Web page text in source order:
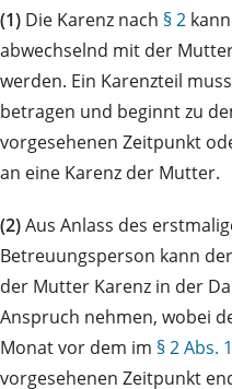
(1) Die Karenz nach § 2
abwechselnd mit der
werden. Ein Karenzteil
betragen und beginnt zu
vorgesehenen Zeitpunkt
an eine Karenz der Mutter.
(2)Aus Anlass des
Betreuungsperson kann
der Mutter Karenz in der
Anspruch nehmen, wobei
Monat vor dem im § 2 Abs. 1
vorgesehenen Zeitpunkt